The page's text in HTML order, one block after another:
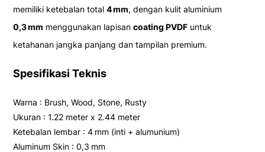
memiliki ketebalan total4 mm, dengan kulit aluminium
0,3 mm menggunakan lapisancoating PVDF untuk
ketahanan jangka panjang dan tampilan premium.
Spesifikasi Teknis
Warna : Brush, Wood, Stone, Rusty
Ukuran : 1.22 meter x 2.44 meter
Ketebalan lembar : 4 mm (inti + alumunium)
Aluminum Skin : 0,3 mm